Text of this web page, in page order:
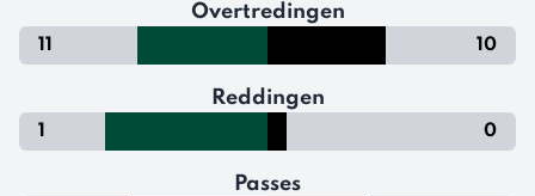
Overtredingen
11 10
Reddingen
1 0
Passes